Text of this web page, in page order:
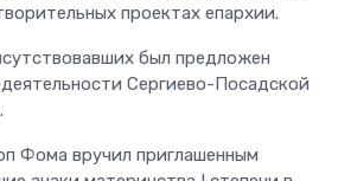
проектах епархии.
был предложен
Сергиево-Посадской
Фома вручил приглашенным